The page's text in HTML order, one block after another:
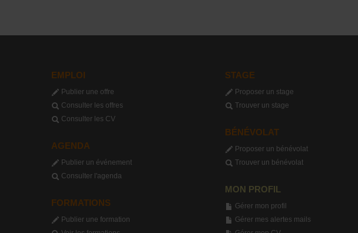
EMPLOI
Publier une offre
Consulter les offres
Consulter les CV
AGENDA
Publier un événement
Consulter l'agenda
FORMATIONS
Publier une formation
STAGE
Proposer un stage
Trouver un stage
BÉNÉVOLAT
Proposer un bénévolat
Trouver un bénévolat
MON PROFIL
Gérer mon profil
Gérer mes alertes mails